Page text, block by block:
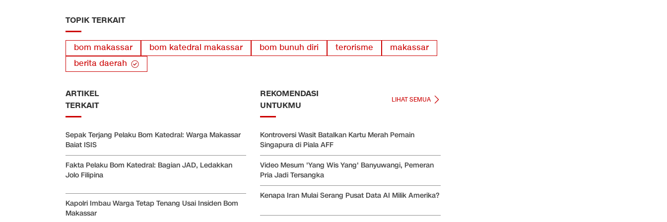
TOPIK TERKAIT
bom makassar bom katedral makassar bom bunuh diri terorisme
makassar
berita daerah
ARTIKEL
TERKAIT
Sepak Terjang Pelaku Bom Katedral: Warga Makassar
Baiat ISIS
Fakta Pelaku Bom Katedral: Bagian JAD, Ledakkan
Jolo Filipina
Kapolri Imbau Warga Tetap Tenang Usai Insiden Bom
Makassar
REKOMENDASI
UNTUKMU
LIHAT SEMUA
Kontroversi Wasit Batalkan Kartu Merah Pemain
Singapura di Piala AFF
Video Mesum 'Yang Wis Yang' Banyuwangi, Pemeran
Pria Jadi Tersangka
Kenapa Iran Mulai Serang Pusat Data AI Milik Amerika?